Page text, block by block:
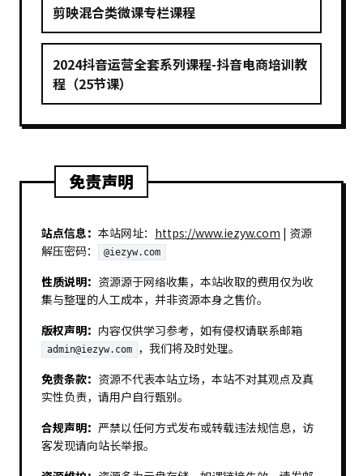
剪映混合类微课专栏课程
2024抖音运营全套系列课程-抖音电商培训教
程（25节课）
免责声明
站点信息： 本站网址： https://www.iezyw.com | 资源
解压密码：
@iezyw.com
性质说明： 资源源于网络收集，本站收取的费用仅为收
集与整理的人工成本，并非资源本身之售价。
版权声明： 内容仅供学习参考，如有侵权请联系邮箱
admin@iezyw.com
，我们将及时处理。
免责条款： 资源不代表本站立场，本站不对其观点及真
实性负责，请用户自行甄别。
合规声明： 严禁以任何方式发布或转载违法规信息，访
客发现请向站长举报。